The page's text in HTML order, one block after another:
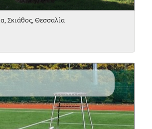
Σκιάθος, Θεσσαλία